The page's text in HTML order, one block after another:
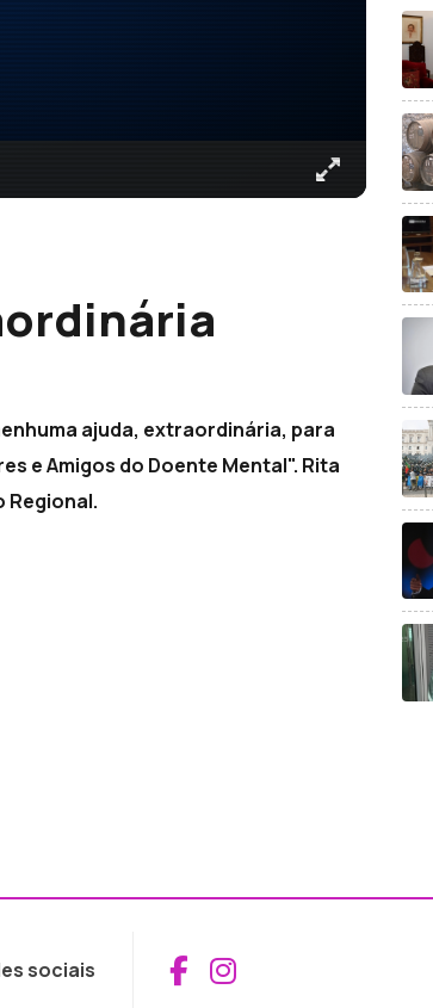
ajuda, extraordinária, para
e Amigos do Doente Mental". Rita
sociais Aceder ao
Aceder ao